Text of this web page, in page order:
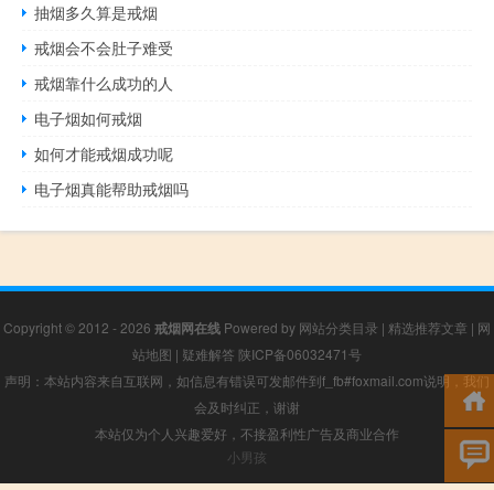
抽烟多久算是戒烟
戒烟会不会肚子难受
戒烟靠什么成功的人
电子烟如何戒烟
如何才能戒烟成功呢
电子烟真能帮助戒烟吗
Copyright © 2012 - 2026 戒烟网在线 Powered by 网站分类目录 | 精选推荐文章 | 网
站地图 | 疑难解答 陕ICP备06032471号
声明：本站内容来自互联网，如信息有错误可发邮件到f_fb#foxmail.com说明，我们
会及时纠正，谢谢
本站仅为个人兴趣爱好，不接盈利性广告及商业合作
小男孩